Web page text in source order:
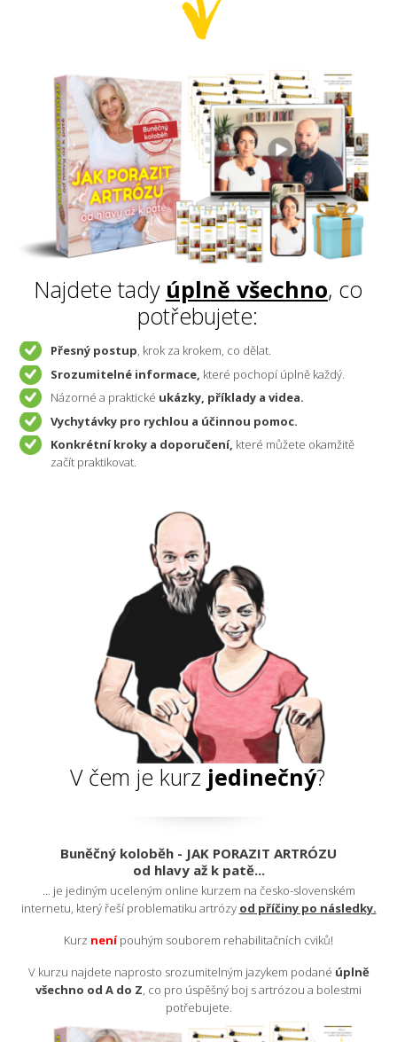
Najdete tady úplně všechno, co
potřebujete:
Přesný postup, krok za krokem, co dělat.
Srozumitelné informace, které pochopí úplně každý.
Názorné a praktické ukázky, příklady a videa.
Vychytávky pro rychlou a účinnou pomoc.
Konkrétní kroky a doporučení, které můžete okamžitě
začít praktikovat.
V čem je kurz jedinečný?
Buněčný koloběh - JAK PORAZIT ARTRÓZU
od hlavy až k patě...
... je jediným uceleným online kurzem na česko-slovenském
internetu, který řeší problematiku artrózy od příčiny po následky.
Kurz není pouhým souborem rehabilitačních cviků!
V kurzu najdete naprosto srozumitelným jazykem podané úplně
všechno od A do Z, co pro úspěšný boj s artrózou a bolestmi
potřebujete.